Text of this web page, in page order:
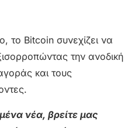
το Bitcoin συνεχίζει να
την ανοδική
και τους
νέα, βρείτε μας